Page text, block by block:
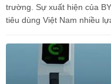
trường. Sự xuất hiện của
tiêu dùng Việt Nam nhiều